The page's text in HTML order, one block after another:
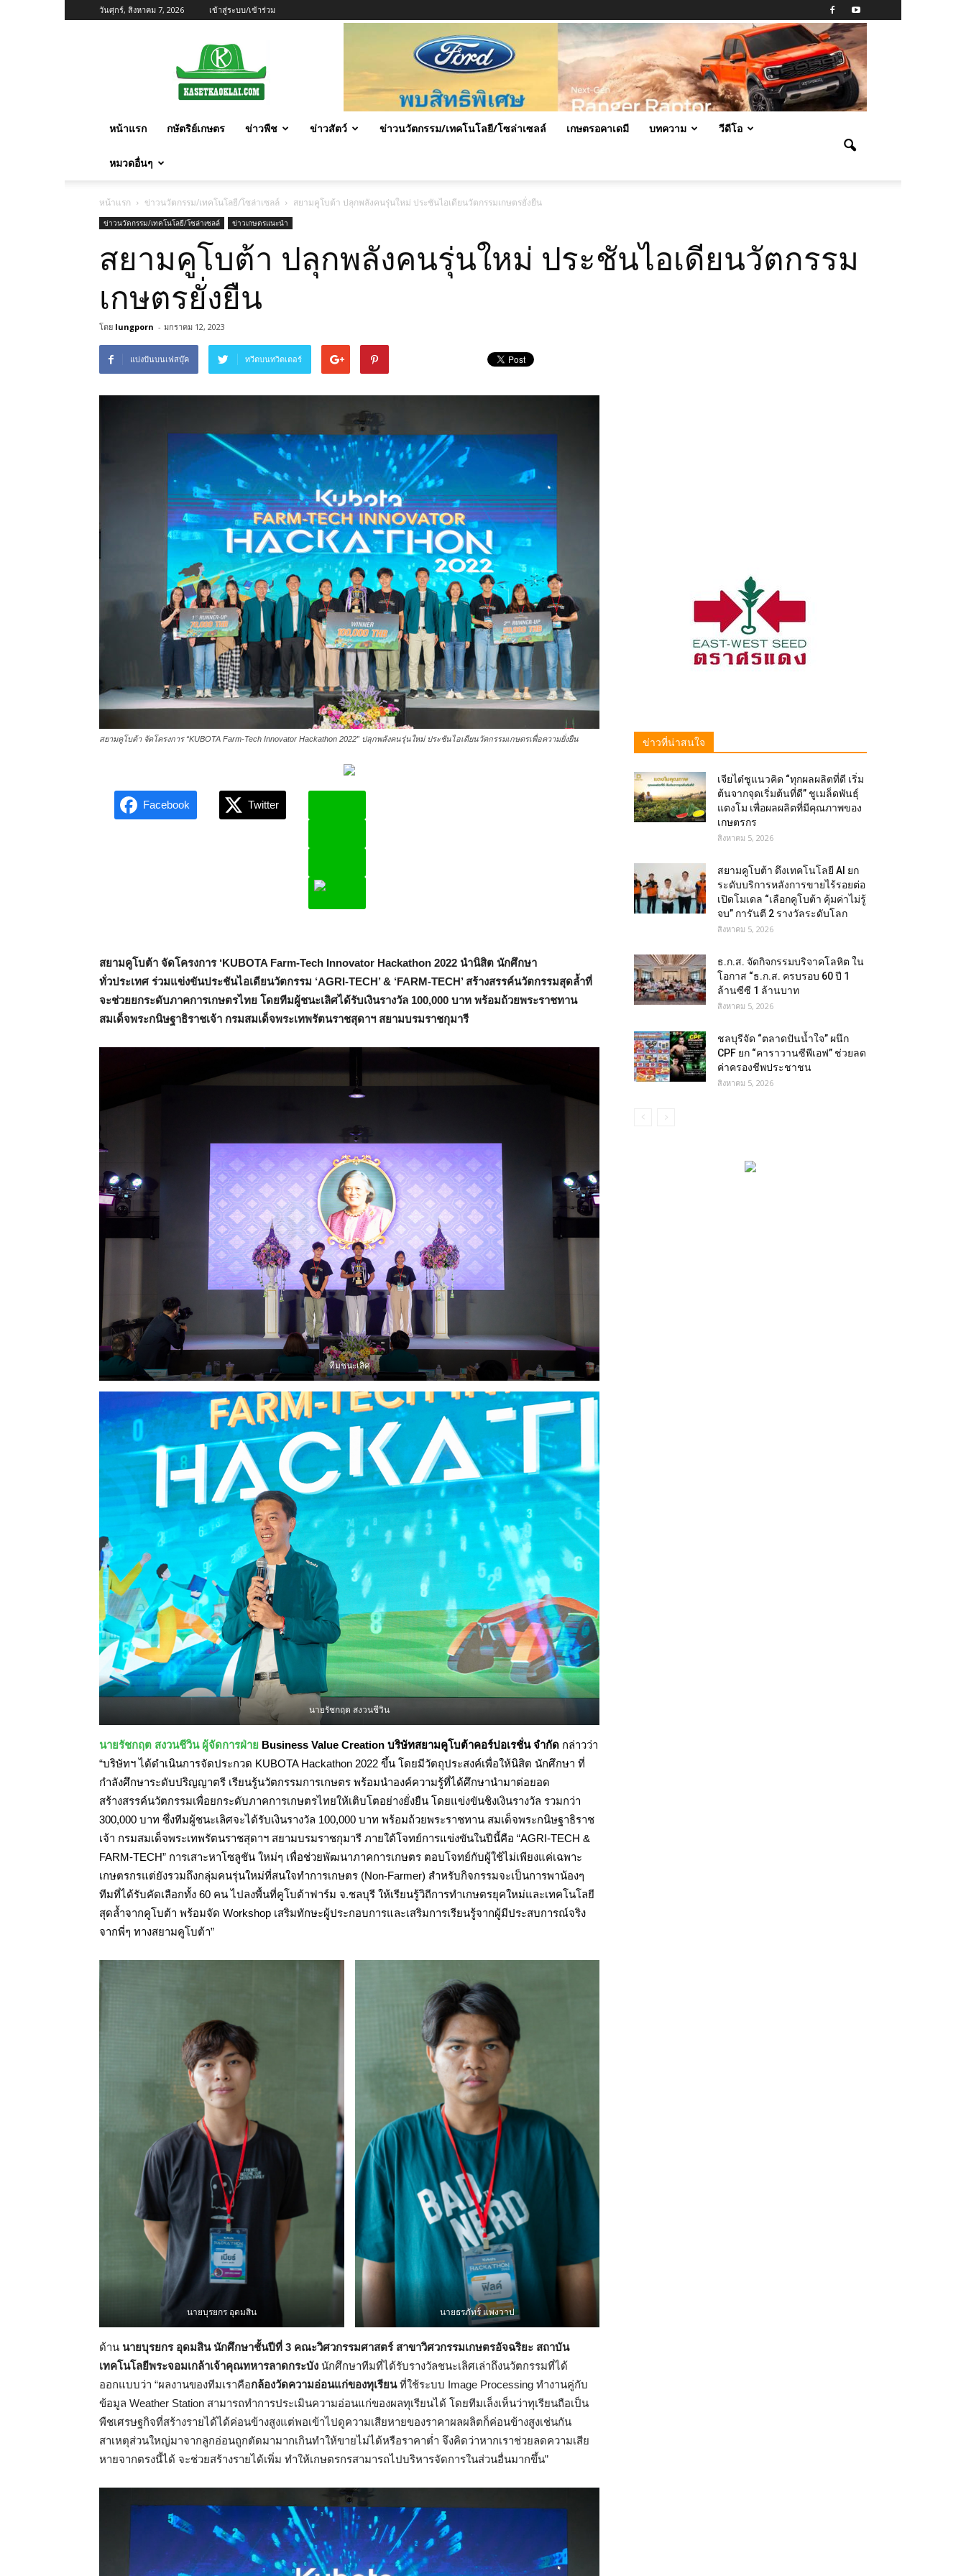
วันศุกร์, สิงหาคม 7, 2026 เข้าสู่ระบบ/เข้าร่วม
หน้าแรก กษัตริย์เกษตร ข่าวพืช ข่าวสัตว์ ข่าวนวัตกรรม/เทคโนโลยี/โซล่าเซลล์ เกษตรอคาเดมี บทความ วีดีโอ
หมวดอื่นๆ
หน้าแรก ข่าวนวัตกรรม/เทคโนโลยี/โซล่าเซลล์ สยามคูโบต้า ปลุกพลังคนรุ่นใหม่ ประชันไอเดียนวัตกรรมเกษตรยั่งยืน
ข่าวนวัตกรรม/เทคโนโลยี/โซล่าเซลล์ ข่าวเกษตรแนะนำ
สยามคูโบต้า ปลุกพลังคนรุ่นใหม่ ประชันไอเดียนวัตกรรม
เกษตรยั่งยืน
โดย lungporn - มกราคม 12, 2023
แบ่งปันบนเฟสบุ๊ค ทวีตบนทวิตเตอร์
สยามคูโบต้า จัดโครงการ “KUBOTA Farm-Tech Innovator Hackathon 2022” ปลุกพลังคนรุ่นใหม่ ประชันไอเดียนวัตกรรมเกษตรเพื่อความยั่งยืน
Facebook Twitter
สยามคูโบต้า จัดโครงการ ‘KUBOTA Farm-Tech Innovator Hackathon 2022 นำนิสิต นักศึกษา
ทั่วประเทศ ร่วมแข่งขันประชันไอเดียนวัตกรรม ‘AGRI-TECH’ & ‘FARM-TECH’ สร้างสรรค์นวัตกรรมสุดล้ำที่
จะช่วยยกระดับภาคการเกษตรไทย โดยทีมผู้ชนะเลิศได้รับเงินรางวัล 100,000 บาท พร้อมถ้วยพระราชทาน
สมเด็จพระกนิษฐาธิราชเจ้า กรมสมเด็จพระเทพรัตนราชสุดาฯ สยามบรมราชกุมารี
ทีมชนะเลิศ
นายรัชกฤต สงวนชีวิน
นายรัชกฤต สงวนชีวิน ผู้จัดการฝ่าย Business Value Creation บริษัทสยามคูโบต้าคอร์ปอเรชั่น จำกัด กล่าวว่า
“บริษัทฯ ได้ดำเนินการจัดประกวด KUBOTA Hackathon 2022 ขึ้น โดยมีวัตถุประสงค์เพื่อให้นิสิต นักศึกษา ที่
กำลังศึกษาระดับปริญญาตรี เรียนรู้นวัตกรรมการเกษตร พร้อมนำองค์ความรู้ที่ได้ศึกษานำมาต่อยอด
สร้างสรรค์นวัตกรรมเพื่อยกระดับภาคการเกษตรไทยให้เติบโตอย่างยั่งยืน โดยแข่งขันชิงเงินรางวัล รวมกว่า
300,000 บาท ซึ่งทีมผู้ชนะเลิศจะได้รับเงินรางวัล 100,000 บาท พร้อมถ้วยพระราชทาน สมเด็จพระกนิษฐาธิราช
เจ้า กรมสมเด็จพระเทพรัตนราชสุดาฯ สยามบรมราชกุมารี ภายใต้โจทย์การแข่งขันในปีนี้คือ “AGRI-TECH &
FARM-TECH” การเสาะหาโซลูชัน ใหม่ๆ เพื่อช่วยพัฒนาภาคการเกษตร ตอบโจทย์กับผู้ใช้ไม่เพียงแค่เฉพาะ
เกษตรกรแต่ยังรวมถึงกลุ่มคนรุ่นใหม่ที่สนใจทำการเกษตร (Non-Farmer) สำหรับกิจกรรมจะเป็นการพาน้องๆ
ทีมที่ได้รับคัดเลือกทั้ง 60 คน ไปลงพื้นที่คูโบต้าฟาร์ม จ.ชลบุรี ให้เรียนรู้วิถีการทำเกษตรยุคใหม่และเทคโนโลยี
สุดล้ำจากคูโบต้า พร้อมจัด Workshop เสริมทักษะผู้ประกอบการและเสริมการเรียนรู้จากผู้มีประสบการณ์จริง
จากพี่ๆ ทางสยามคูโบต้า”
นายบุรยกร อุดมสิน นายธรภัทร์ แพงวาป
ด้าน นายบุรยกร อุดมสิน นักศึกษาชั้นปีที่ 3 คณะวิศวกรรมศาสตร์ สาขาวิศวกรรมเกษตรอัจฉริยะ สถาบัน
เทคโนโลยีพระจอมเกล้าเจ้าคุณทหารลาดกระบัง นักศึกษาทีมที่ได้รับรางวัลชนะเลิศเล่าถึงนวัตกรรมที่ได้
ออกแบบว่า “ผลงานของทีมเราคือกล้องวัดความอ่อนแก่ของทุเรียนที่ใช้ระบบ Image Processing ทำงานคู่กับ
ข้อมูล Weather Station สามารถทำการประเมินความอ่อนแก่ของผลทุเรียนได้ โดยทีมเล็งเห็นว่าทุเรียนถือเป็น
พืชเศรษฐกิจที่สร้างรายได้ได้ค่อนข้างสูงแต่พอเข้าไปดูความเสียหายของราคาผลผลิตก็ค่อนข้างสูงเช่นกัน
สาเหตุส่วนใหญ่มาจากลูกอ่อนถูกตัดมามากเกินทำให้ขายไม่ได้หรือราคาต่ำ จึงคิดว่าหากเราช่วยลดความเสีย
หายจากตรงนี้ได้ จะช่วยสร้างรายได้เพิ่ม ทำให้เกษตรกรสามารถไปบริหารจัดการในส่วนอื่นมากขึ้น”
ข่าวที่น่าสนใจ
เจียไต๋ชูแนวคิด “ทุกผลผลิตที่ดี เริ่ม
ต้นจากจุดเริ่มต้นที่ดี” ชูเมล็ดพันธุ์
แตงโม เพื่อผลผลิตที่มีคุณภาพของ
เกษตรกร
สิงหาคม 5, 2026
สยามคูโบต้า ดึงเทคโนโลยี AI ยก
ระดับบริการหลังการขายไร้รอยต่อ
เปิดโมเดล “เลือกคูโบต้า คุ้มค่าไม่รู้
จบ” การันตี 2 รางวัลระดับโลก
สิงหาคม 5, 2026
ธ.ก.ส. จัดกิจกรรมบริจาคโลหิต ใน
โอกาส “ธ.ก.ส. ครบรอบ 60 ปี 1
ล้านซีซี 1 ล้านบาท
สิงหาคม 5, 2026
ชลบุรีจัด “ตลาดปันน้ำใจ” ผนึก
CPF ยก “คาราวานซีพีเอฟ” ช่วยลด
ค่าครองชีพประชาชน
สิงหาคม 5, 2026